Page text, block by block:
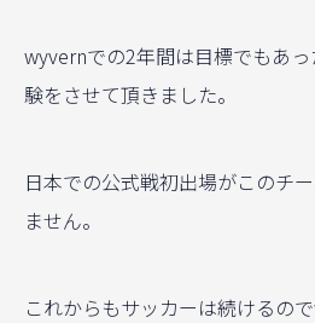
wyvernでの2年間は目標でもあ
験をさせて頂きました。
日本での公式戦初出場がこのチ
ません。
これからもサッカーは続けるの